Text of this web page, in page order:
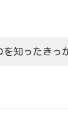
を知ったきっ